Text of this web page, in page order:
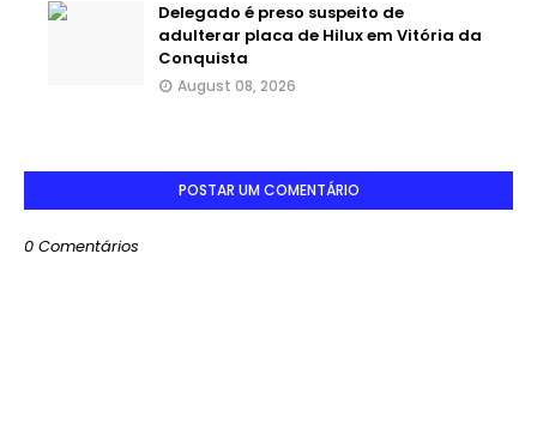
Delegado é preso suspeito de
adulterar placa de Hilux em Vitória da
Conquista
August 08, 2026
POSTAR UM COMENTÁRIO
0 Comentários